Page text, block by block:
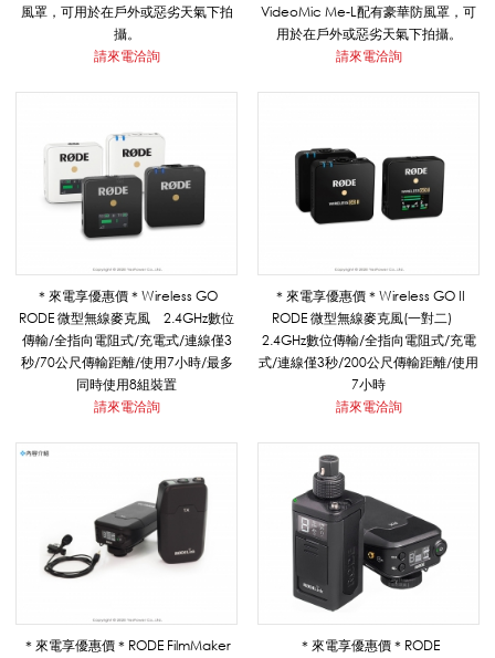
_
R
O
風罩，可用於在戶外或惡劣天氣下拍
攝。
請來電洽詢
VideoMic Me-L配有豪華防風罩，可
用於在戶外或惡劣天氣下拍攝。
請來電洽詢
＊來電享優惠價＊Wireless GO
RODE 微型無線麥克風 2.4GHz數位
傳輸/全指向電阻式/充電式/連線僅3
秒/70公尺傳輸距離/使用7小時/最多
同時使用8組裝置
請來電洽詢
＊來電享優惠價＊Wireless GO II
RODE 微型無線麥克風(一對二)
2.4GHz數位傳輸/全指向電阻式/充電
式/連線僅3秒/200公尺傳輸距離/使用
7小時
請來電洽詢
＊來電享優惠價＊RODE FilmMaker
＊來電享優惠價＊RODE